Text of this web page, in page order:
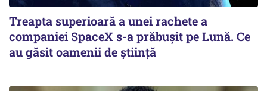
Treapta superioară a unei rachete a
companiei SpaceX s-a prăbușit pe Lună. Ce
au găsit oamenii de știință